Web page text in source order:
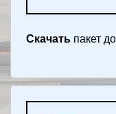
Скачать пакет